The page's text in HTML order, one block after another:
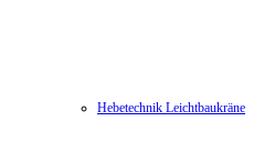
Hebetechnik Leichtbaukräne